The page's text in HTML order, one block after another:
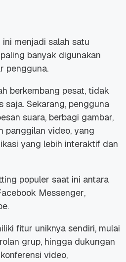
ini menjadi salah satu
banyak digunakan
pengguna.
berkembang pesat, tidak
saja. Sekarang, pengguna
suara, berbagi gambar,
panggilan video, yang
yang lebih interaktif dan
populer saat ini antara
Messenger,
.
fitur uniknya sendiri, mulai
grup, hingga dukungan
video,